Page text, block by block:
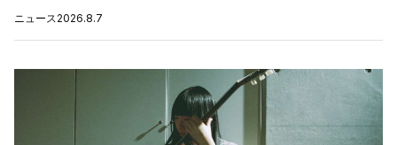
ニュース 2026.8.7